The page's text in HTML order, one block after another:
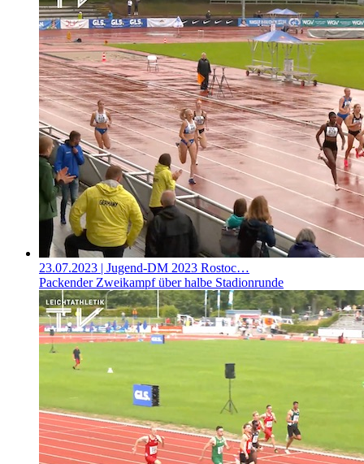
23.07.2023 | Jugend-DM 2023 Rostoc…
Packender Zweikampf über halbe Stadionrunde